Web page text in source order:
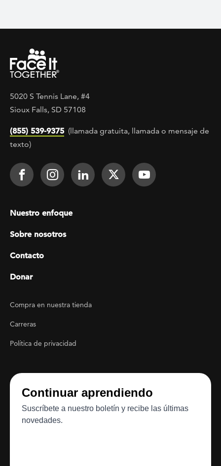
5020 S Tennis Lane, #4
Sioux Falls, SD 57108
(855) 539-9375 (llamada gratuita, llamada o mensaje de
texto)
Footer Social
Face It TOGETHER on Facebook
Face It TOGETHER on
Face It TOGETHER on
Face ItFace It
Footer menu
Nuestro enfoque
Sobre nosotros
Contacto
Donar
Footer Utility
Compra en nuestra tienda
Carreras
Política de privacidad